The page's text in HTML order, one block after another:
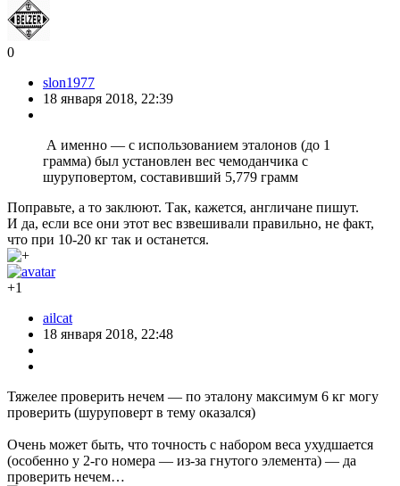
0
slon1977
18 января 2018, 22:39
А именно — с использованием эталонов (до 1
грамма) был установлен вес чемоданчика с
шуруповертом, составивший 5,779 грамм
Поправьте, а то заклюют. Так, кажется, англичане пишут.
И да, если все они этот вес взвешивали правильно, не факт,
что при 10-20 кг так и останется.
+1
ailcat
18 января 2018, 22:48
Тяжелее проверить нечем — по эталону максимум 6 кг могу
проверить (шуруповерт в тему оказался)
Очень может быть, что точность с набором веса ухудшается
(особенно у 2-го номера — из-за гнутого элемента) — да
проверить нечем…